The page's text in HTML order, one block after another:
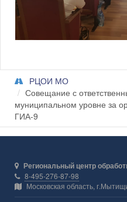
РЦОИ МО
Совещание с
муниципальном уровне за
ГИА-9
Региональный центр
8-495-276-87-98
Московская область,